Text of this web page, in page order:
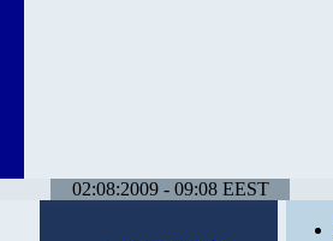
02:08:2009 - 09:08 EEST